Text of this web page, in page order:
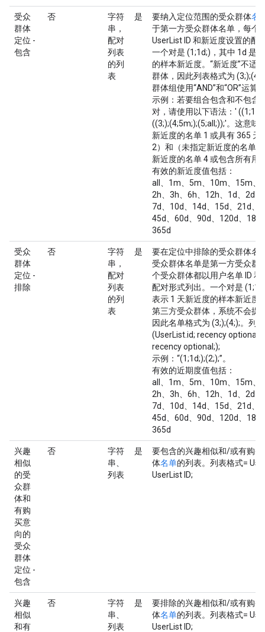
受众
群体
定位 -
包含
否
字符
串，
配对
列表
的列
表
是 要纳入定位范围的受众群体名
于第一方受众群体名单，每个
UserList ID 和新近度设置的配
一个对是 (1;1d;)，其中 1d 是
的样本新近度。“新近度”不适
群体，因此列表格式为
群体组使用“AND”和“OR”运算
示例：若要组合包含和不包含
对，请使用以下语法：'
((3;);(4;5m;);(5;all;));'。这意味
新近度的名单 1 或具有 365 天
2）和（未指定新近度的名单 3
新近度的名单 4 或包含所有用
有效的新近度值包括：
all、1m、5m、10m、15m、
2h、3h、6h、12h、1d、2d
7d、10d、14d、15d、21d、
45d、60d、90d、120d、
365d
受众
群体
定位 -
排除
否
字符
串，
配对
列表
的列
表
是
要在定位中排除的受众群体名
受众群体名单是第一方受众群
个受众群体都以用户名单 ID
配对形式列出。一个对是
表示 1 天新近度的样本新近度
第三方受众群体，系统不会提
因此名单格式为 (3;);(4;);。列
(UserList.id; recency
recency optional;);
示例：“(1;1d;);(2;);”。
有效的近期度值包括：
all、1m、5m、10m、15m、
2h、3h、6h、12h、1d、2d
7d、10d、14d、15d、21d、
45d、60d、90d、120d、
365d
兴趣
相似
的受
众群
体和
有购
买意
向的
受众
群体
定位 -
包含
否
字符
串、
列表
是
要包含的兴趣相似和/或有购
体名单的列表。列表格式=
UserList ID;
兴趣
相似
和有
否
字符
串、
列表
是
要排除的兴趣相似和/或有购
体名单的列表。列表格式=
UserList ID;